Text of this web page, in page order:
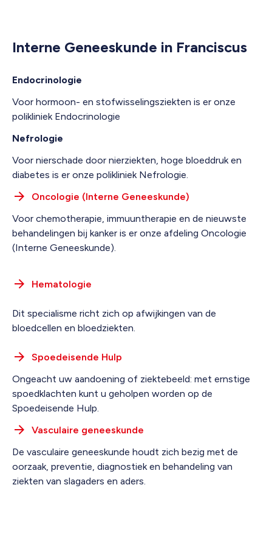
Interne Geneeskunde in Franciscus
Endocrinologie
Voor hormoon- en stofwisselingsziekten is er onze
polikliniek Endocrinologie
Nefrologie
Voor nierschade door nierziekten, hoge bloeddruk en
diabetes is er onze polikliniek Nefrologie.
Oncologie (Interne Geneeskunde)
Voor chemotherapie, immuuntherapie en de nieuwste
behandelingen bij kanker is er onze afdeling Oncologie
(Interne Geneeskunde).
Hematologie
Dit specialisme richt zich op afwijkingen van de
bloedcellen en bloedziekten.
Spoedeisende Hulp
Ongeacht uw aandoening of ziektebeeld: met ernstige
spoedklachten kunt u geholpen worden op de
Spoedeisende Hulp.
Vasculaire geneeskunde
De vasculaire geneeskunde houdt zich bezig met de
oorzaak, preventie, diagnostiek en behandeling van
ziekten van slagaders en aders.